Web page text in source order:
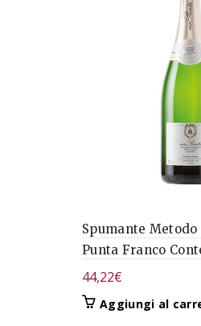
Spumante Metodo
Punta Franco
44,22€
Aggiungi al